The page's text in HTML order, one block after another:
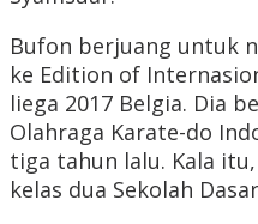
Bufon berjuang untuk
ke Edition of
liega 2017 Belgia. Dia
Olahraga Karate-do
tiga tahun lalu. Kala
kelas dua Sekolah